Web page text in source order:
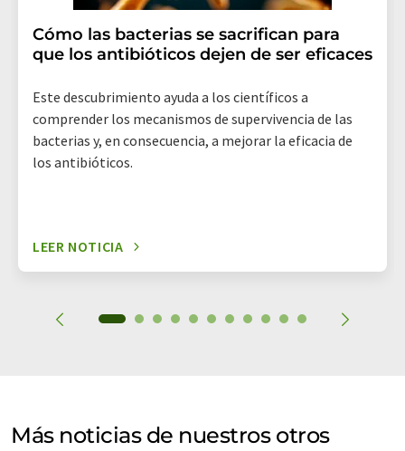
Cómo las bacterias se sacrifican para
que los antibióticos dejen de ser eficaces
Este descubrimiento ayuda a los científicos a
comprender los mecanismos de supervivencia de las
bacterias y, en consecuencia, a mejorar la eficacia de
los antibióticos.
LEER NOTICIA
Más noticias de nuestros otros